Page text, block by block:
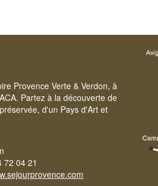
Provence Verte & Verdon, à
Partez à la découverte de
d'un Pays d'Art et
72 04 21